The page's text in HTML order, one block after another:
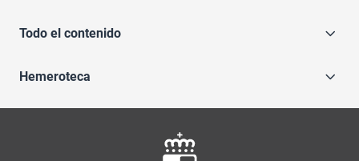
Todo el contenido
Hemeroteca